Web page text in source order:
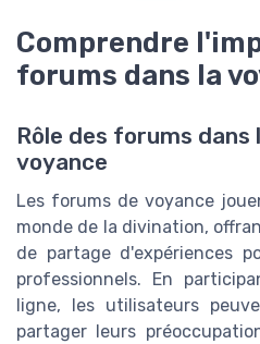
Comprendre
forums dans la
Rôle des forums dans
voyance
Les forums de voyance
monde de la divination,
de partage d'expériences
professionnels. En
ligne, les utilisateurs
partager leurs